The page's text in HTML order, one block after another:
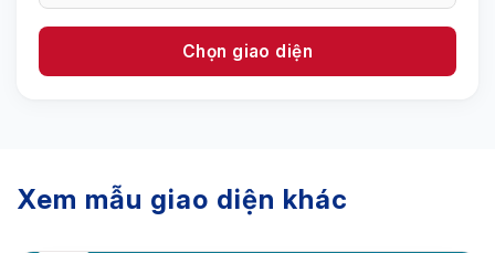
Xem mẫu giao diện khác